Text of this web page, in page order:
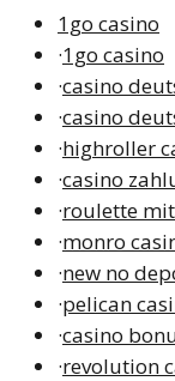
1go casino
·1go casino
·casino
·casino
·highroller
·casino
·roulette
·monro
·new no
·pelican
·casino
·revolution